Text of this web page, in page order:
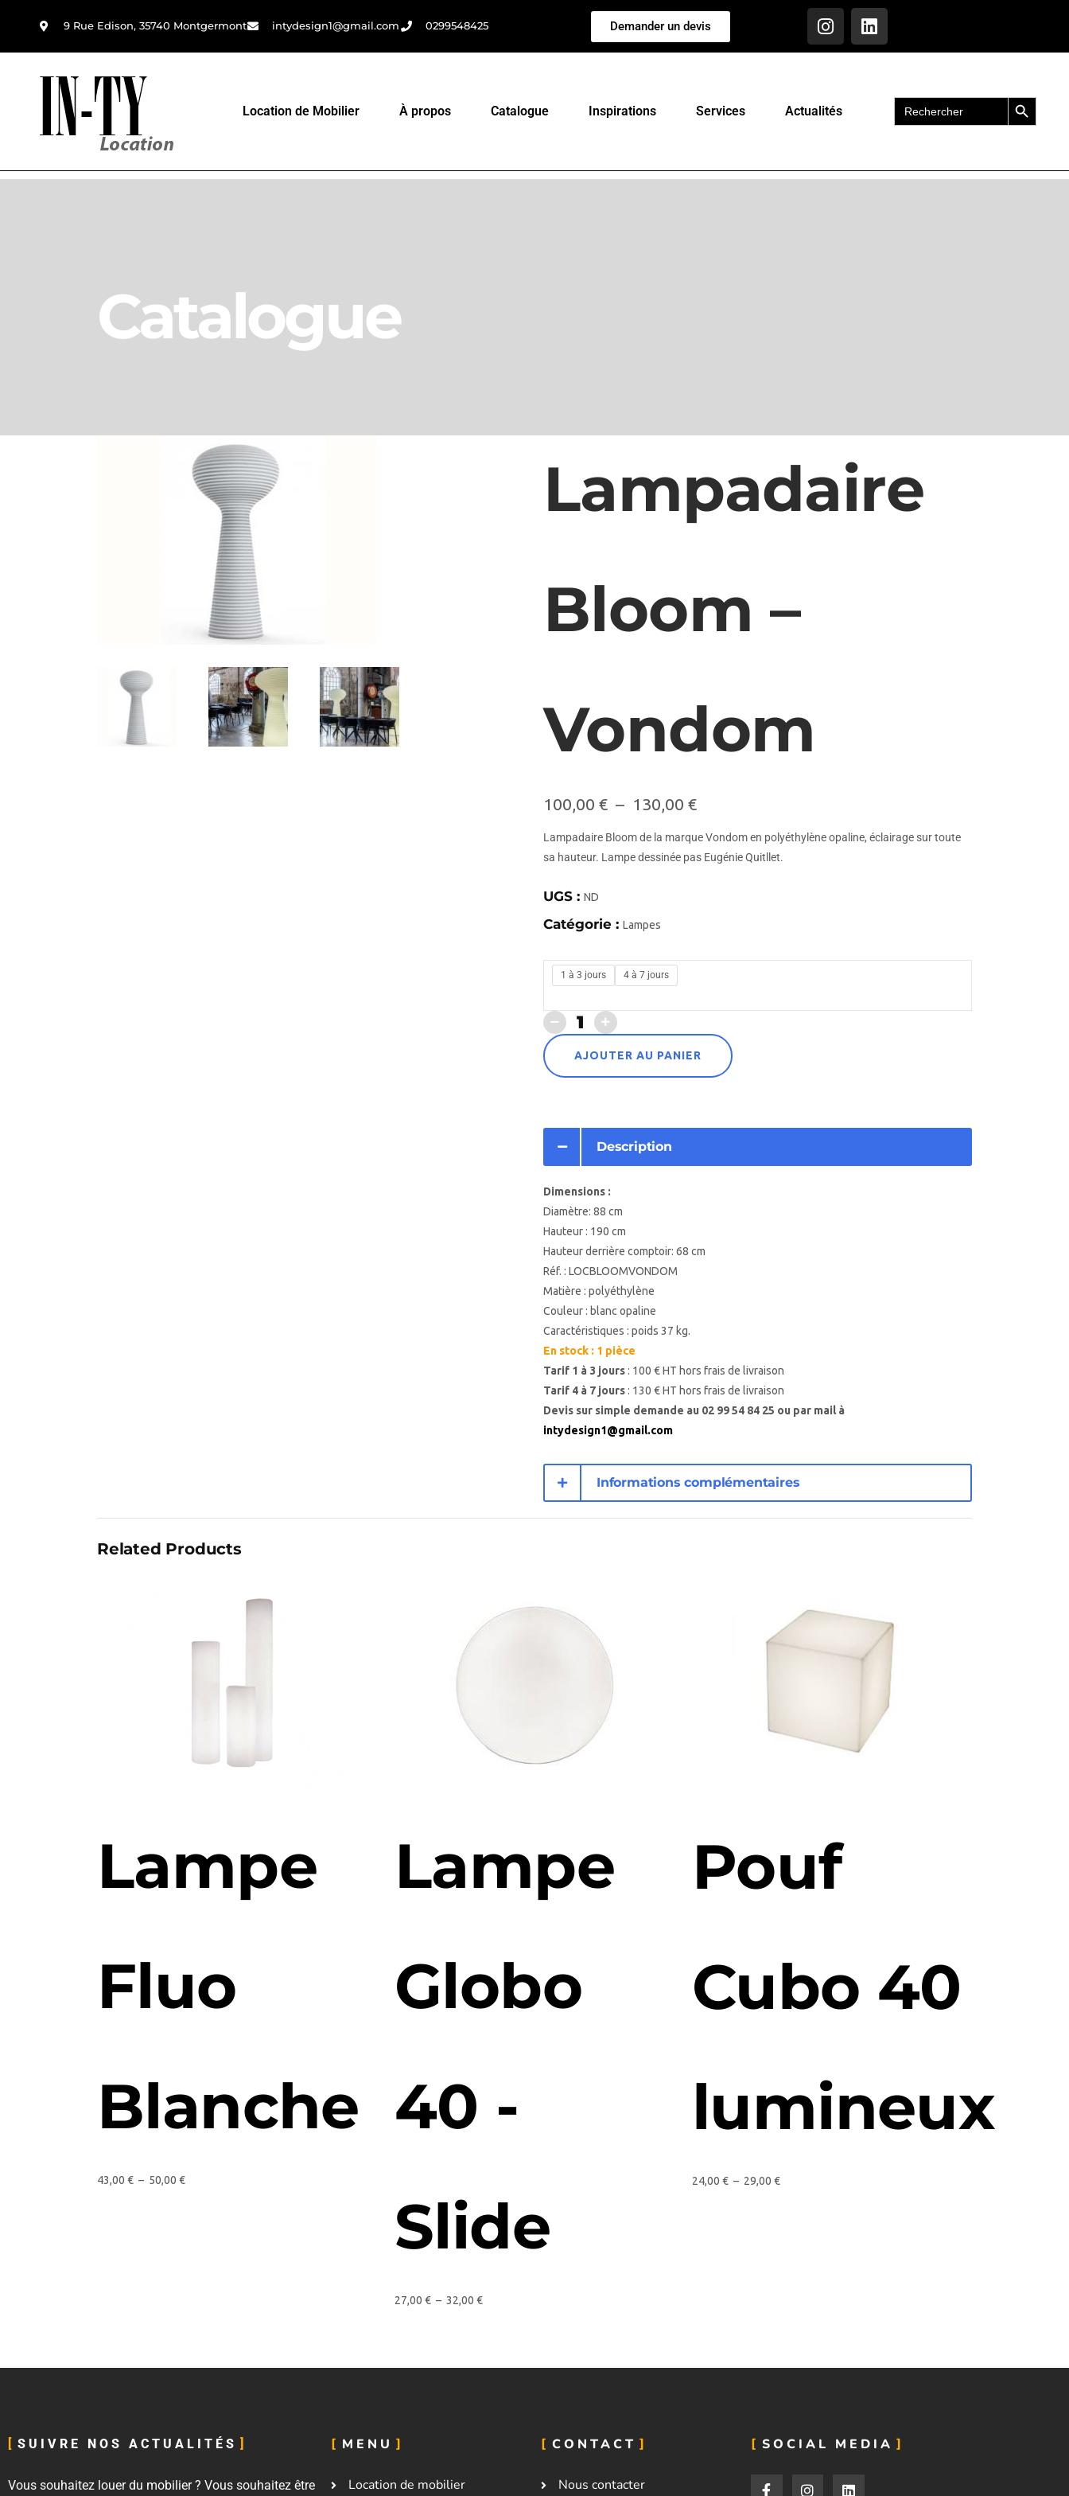
9 Rue Edison, 35740 Montgermont intydesign1@gmail.com 0299548425 Demander un devis
Location de Mobilier À propos Catalogue Inspirations Services Actualités
Search
for:
Search Button
Catalogue
Lampadaire
Bloom –
Vondom
100,00 € – 130,00 €
Lampadaire Bloom de la marque Vondom en polyéthylène opaline, éclairage sur toute
sa hauteur. Lampe dessinée pas Eugénie Quitllet.
UGS : ND
Catégorie : Lampes
1 à 3 jours 4 à 7 jours
AJOUTER AU PANIER
Description
Dimensions :
Diamètre: 88 cm
Hauteur : 190 cm
Hauteur derrière comptoir: 68 cm
Réf. : LOCBLOOMVONDOM
Matière : polyéthylène
Couleur : blanc opaline
Caractéristiques : poids 37 kg.
En stock : 1 pièce
Tarif 1 à 3 jours : 100 € HT hors frais de livraison
Tarif 4 à 7 jours : 130 € HT hors frais de livraison
Devis sur simple demande au 02 99 54 84 25 ou par mail à
intydesign1@gmail.com
Informations complémentaires
Related Products
Lampe
Fluo
Blanche
43,00 € – 50,00 €
Lampe
Globo
40 -
Slide
27,00 € – 32,00 €
Pouf
Cubo 40
lumineux
24,00 € – 29,00 €
SUIVRE NOS ACTUALITÉS
Vous souhaitez louer du mobilier ? Vous souhaitez être
MENU
Location de mobilier
CONTACT
Nous contacter
SOCIAL MEDIA